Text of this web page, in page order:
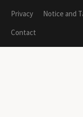
Privacy
Notice and
Contact